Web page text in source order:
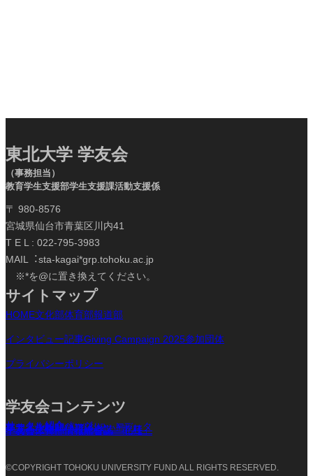
東北大学 学友会
（事務担当）
教育学生支援部学生支援課活動支援係
〒 980-8576
宮城県仙台市青葉区川内41
T E L : 022-795-3983
MAIL︓sta-kagai*grp.tohoku.ac.jp
※*を@に置き換えてください。
サイトマップ
HOME文化部体育部報道部
インタビュー記事Giving Campaign 2025参加団体
プライバシーポリシー
学友会コンテンツ
サークル紹介ページ
サークル紹介パンフレットデータ
東北大学新聞 入学お祝い号
学友会文化部情報総合誌「北杜」
学友会体育部情報総合誌「北雄」
©COPYRIGHT TOHOKU UNIVERSITY FUND ALL RIGHTS RESERVED.